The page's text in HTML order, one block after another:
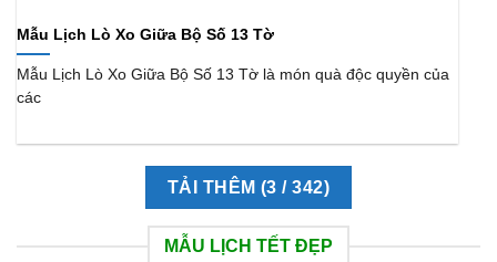
Mẫu Lịch Lò Xo Giữa Bộ Số 13 Tờ
Mẫu Lịch Lò Xo Giữa Bộ Số 13 Tờ là món quà độc quyền của
các
TẢI THÊM (3 / 342)
MẪU LỊCH TẾT ĐẸP